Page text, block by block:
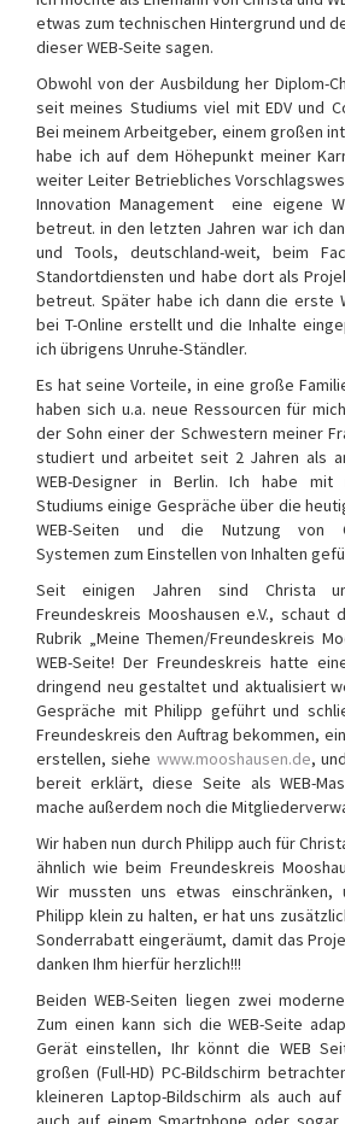
etwas zum technischen Hintergrund und
dieser WEB-Seite sagen.
Obwohl von der Ausbildung her Diplom-
seit meines Studiums viel mit EDV und
Bei meinem Arbeitgeber, einem großen
habe ich auf dem Höhepunkt meiner
weiter Leiter Betriebliches
Innovation Management eine eigene
betreut. in den letzten Jahren war ich
und Tools, deutschland-weit, beim
Standortdiensten und habe dort als
betreut. Später habe ich dann die erste
bei T-Online erstellt und die Inhalte
ich übrigens Unruhe-Ständler.
Es hat seine Vorteile, in eine große
haben sich u.a. neue Ressourcen für
der Sohn einer der Schwestern meiner
studiert und arbeitet seit 2 Jahren als
WEB-Designer in Berlin. Ich habe mit
Studiums einige Gespräche über die
WEB-Seiten und die Nutzung von
Systemen zum Einstellen von Inhalten
Seit einigen Jahren sind Christa
Freundeskreis Mooshausen e.V., schaut
Rubrik „Meine Themen/Freundeskreis
WEB-Seite! Der Freundeskreis hatte
dringend neu gestaltet und aktualisiert
Gespräche mit Philipp geführt und
Freundeskreis den Auftrag bekommen,
erstellen, siehe www.mooshausen.de,
bereit erklärt, diese Seite als WEB-
mache außerdem noch die
Wir haben nun durch Philipp auch für
ähnlich wie beim Freundeskreis
Wir mussten uns etwas
Philipp klein zu halten, er hat uns
Sonderrabatt eingeräumt, damit das
danken Ihm hierfür herzlich!!!
Beiden WEB-Seiten liegen zwei
Zum einen kann sich die WEB-Seite
Gerät einstellen, Ihr könnt die WEB
großen (Full-HD) PC-Bildschirm
kleineren Laptop-Bildschirm als auch